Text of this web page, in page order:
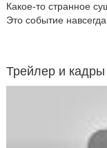
Какое-то странное
Это событие
Трейлер и кадры